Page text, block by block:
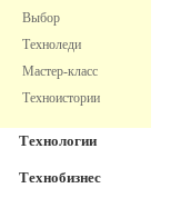
Выбор
Техноледи
Мастер-класс
Техноистории
Технологии
Технобизнес